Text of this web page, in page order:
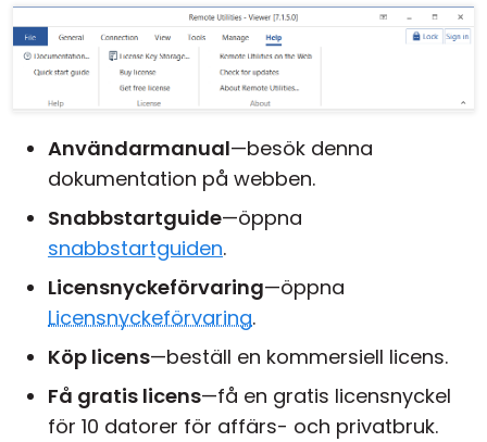
Användarmanual—besök denna
dokumentation på webben.
Snabbstartguide—öppna
snabbstartguiden.
Licensnyckeförvaring—öppna
Licensnyckeförvaring.
Köp licens—beställ en kommersiell licens.
Få gratis licens—få en gratis licensnyckel
för 10 datorer för affärs- och privatbruk.